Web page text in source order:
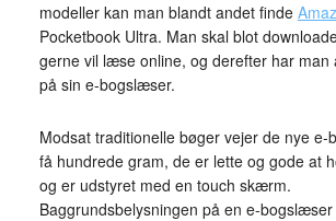
modeller kan man blandt andet finde
Pocketbook Ultra. Man skal blot
gerne vil læse online, og derefter har man
på sin e-bogslæser.
Modsat traditionelle bøger vejer de nye
få hundrede gram, de er lette og gode at
og er udstyret med en touch skærm.
Baggrundsbelysningen på en e-